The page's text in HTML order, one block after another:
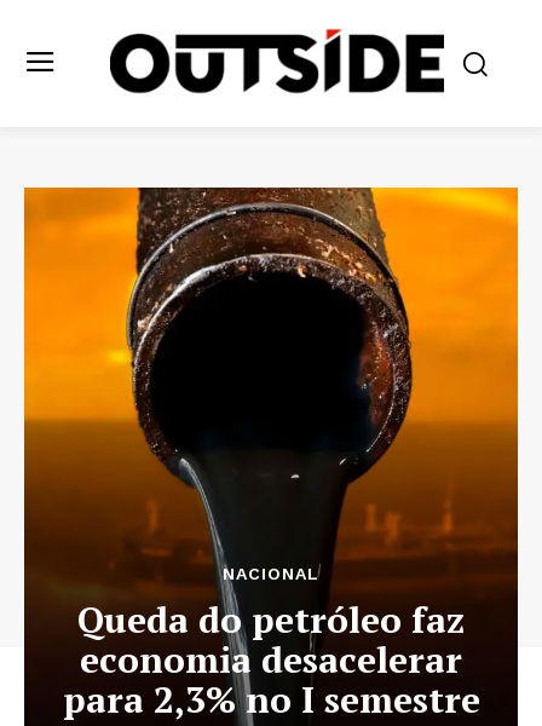
NACIONAL
Queda do petróleo faz
economia desacelerar
para 2,3% no I semestre